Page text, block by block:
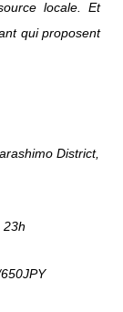
locale. Et
qui proposent
District,
23h